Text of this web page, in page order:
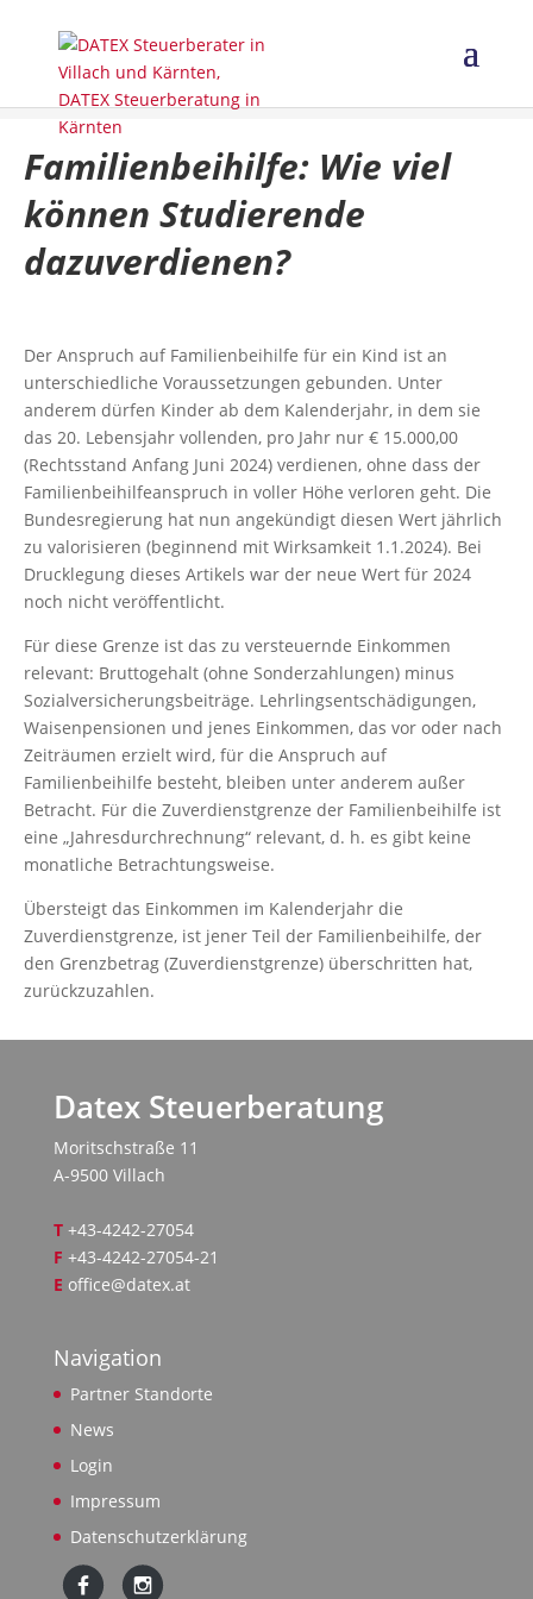
Familienbeihilfe: Wie viel
können Studierende
dazuverdienen?
Der Anspruch auf Familienbeihilfe für ein Kind ist an
unterschiedliche Voraussetzungen gebunden. Unter
anderem dürfen Kinder ab dem Kalenderjahr, in dem sie
das 20. Lebensjahr vollenden, pro Jahr nur € 15.000,00
(Rechtsstand Anfang Juni 2024) verdienen, ohne dass der
Familienbeihilfeanspruch in voller Höhe verloren geht. Die
Bundesregierung hat nun angekündigt diesen Wert jährlich
zu valorisieren (beginnend mit Wirksamkeit 1.1.2024). Bei
Drucklegung dieses Artikels war der neue Wert für 2024
noch nicht veröffentlicht.
Für diese Grenze ist das zu versteuernde Einkommen
relevant: Bruttogehalt (ohne Sonderzahlungen) minus
Sozialversicherungsbeiträge. Lehrlingsentschädigungen,
Waisenpensionen und jenes Einkommen, das vor oder nach
Zeiträumen erzielt wird, für die Anspruch auf
Familienbeihilfe besteht, bleiben unter anderem außer
Betracht. Für die Zuverdienstgrenze der Familienbeihilfe ist
eine „Jahresdurchrechnung“ relevant, d. h. es gibt keine
monatliche Betrachtungsweise.
Übersteigt das Einkommen im Kalenderjahr die
Zuverdienstgrenze, ist jener Teil der Familienbeihilfe, der
den Grenzbetrag (Zuverdienstgrenze) überschritten hat,
zurückzuzahlen.
Datex Steuerberatung
Moritschstraße 11
A-9500 Villach
T+43-4242-27054
F +43-4242-27054-21
E office@datex.at
Navigation
Partner Standorte
News
Login
Impressum
Datenschutzerklärung